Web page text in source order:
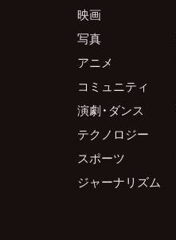
映画
写真
アニメ
コミュニティ
演劇・ダンス
テクノロジー
スポーツ
ジャーナリズム